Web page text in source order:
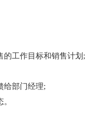
工作目标和销售计划;
部门经理;